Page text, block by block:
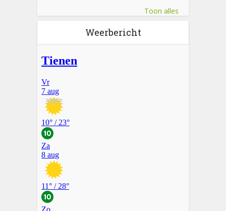
Toon alles
Weerbericht